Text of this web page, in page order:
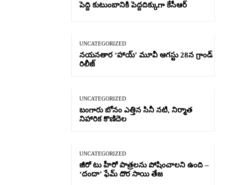
పెద్ది కుటుంబానికి పెద్దదిక్కుగా కేసీఆర్
UNCATEGORIZED
నయనతార ‘హాయ్’ మూవీ ఆగస్టు 28న గ్రాండ్
రిలీజ్
UNCATEGORIZED
బంగారు బోనం ఎత్తిన సినీ నటి, నిర్మాత
నిహారిక కొణిదెల
UNCATEGORIZED
జీరో టు హీరో పాత్రలను పోషించాలని ఉంది –
‘దందా’ ఫేమ్ దొర సాయి తేజ